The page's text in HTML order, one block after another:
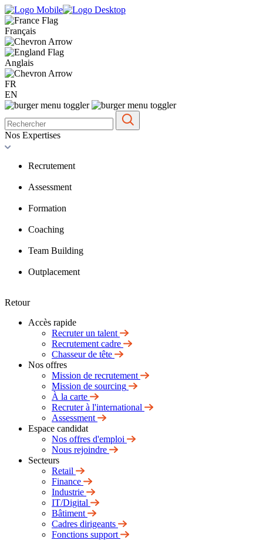
Français
Anglais
FR
EN
Nos Expertises
Recrutement
Assessment
Formation
Coaching
Team Building
Outplacement
Retour
Accès rapide
Recruter un talent
Recrutement cadre
Chasseur de tête
Nos offres
Mission de recrutement
Mission de sourcing
À la carte
Recruter à l'international
Assessment
Espace candidat
Nos offres d'emploi
Nous rejoindre
Secteurs
Retail
Finance
Industrie
IT/Digital
Bâtiment
Cadres dirigeants
Fonctions support